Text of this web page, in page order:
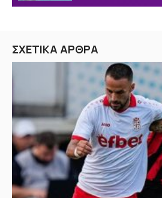
ΣΧΕΤΙΚΑ ΑΡΘΡΑ